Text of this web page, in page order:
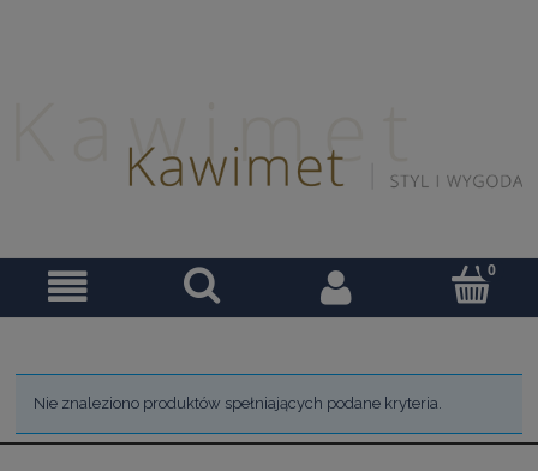
Nie znaleziono produktów spełniających podane kryteria.